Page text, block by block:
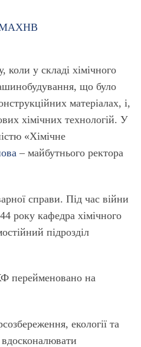
МАХНВ
коли у складі хімічного
що було
матеріалах, і,
хімічних технологій. У
«Хімічне
– майбутнього ректора
справи. Під час війни
року кафедра хімічного
підрозділ
перейменовано на
екології та